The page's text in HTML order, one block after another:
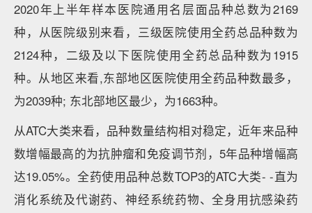
2020年上半年样本医院通用名层面品种总数为2169
种，从医院级别来看，三级医院使用全药总品种数为
2124种，二级及以下医院使用全药总品种数为1915
种。从地区来看,东部地区医院使用全药品种数最多，
为2039种; 东北部地区最少，为1663种。
从ATC大类来看，品种数量结构相对稳定，近年来品种
数增幅最高的为抗肿瘤和免疫调节剂，5年品种增幅高
达19.05%。全药使用品种总数TOP3的ATC大类- -直为
消化系统及代谢药、神经系统药物、全身用抗感染药